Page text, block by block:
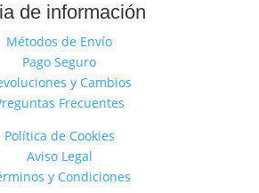
de información
Métodos de Envío
Pago Seguro
y Cambios
Frecuentes
Política de Cookies
Aviso Legal
y Condiciones